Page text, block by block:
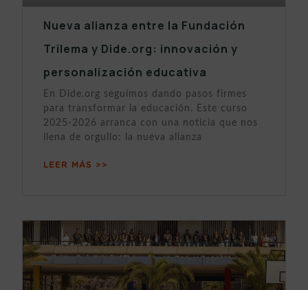
Nueva alianza entre la Fundación
Trilema y Dide.org: innovación y
personalización educativa
En Dide.org seguimos dando pasos firmes
para transformar la educación. Este curso
2025-2026 arranca con una noticia que nos
llena de orgullo: la nueva alianza
LEER MÁS >>